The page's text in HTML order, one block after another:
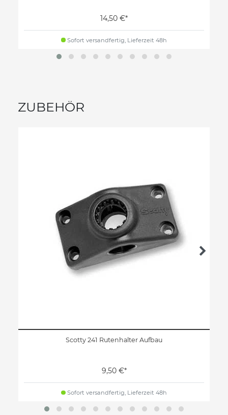
14,50 €*
Sofort versandfertig, Lieferzeit 48h
ZUBEHÖR
Scotty 241 Rutenhalter Aufbau
9,50 €*
Sofort versandfertig, Lieferzeit 48h